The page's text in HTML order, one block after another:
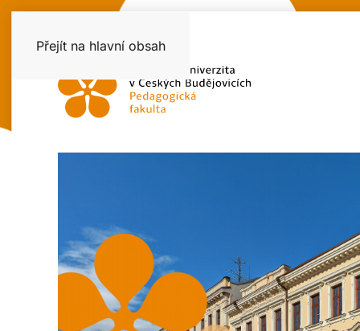
Přejít na hlavní obsah